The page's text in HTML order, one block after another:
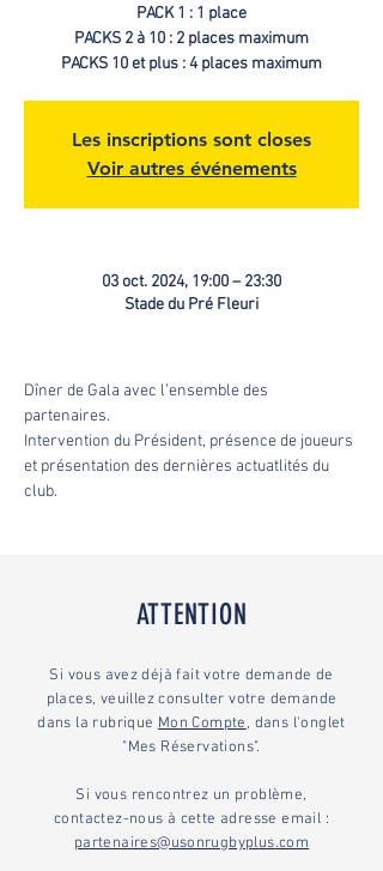
PACK 1 : 1 place
PACKS 2 à 10 : 2 places maximum
PACKS 10 et plus : 4 places maximum
Les inscriptions sont closes
Voir autres événements
03 oct. 2024, 19:00 – 23:30
Stade du Pré Fleuri
Dîner de Gala avec l’ensemble des
partenaires.
Intervention du Président, présence de joueurs
et présentation des dernières actuatlités du
club.
ATTENTION
Si vous avez déjà fait votre demande de
places, veuillez consulter votre demande
dans la rubrique Mon Compte, dans l'onglet
"Mes Réservations".
Si vous rencontrez un problème,
contactez-nous à cette adresse email :
partenaires@usonrugbyplus.com